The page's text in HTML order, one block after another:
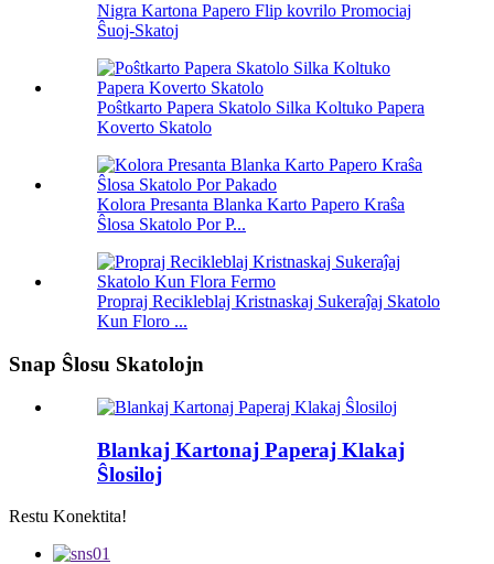
Nigra Kartona Papero Flip kovrilo Promociaj
Ŝuoj-Skatoj
Poŝtkarto Papera Skatolo Silka Koltuko Papera
Koverto Skatolo
Kolora Presanta Blanka Karto Papero Kraŝa
Ŝlosa Skatolo Por P...
Propraj Recikleblaj Kristnaskaj Sukeraĵaj Skatolo
Kun Floro ...
Snap Ŝlosu Skatolojn
Blankaj Kartonaj Paperaj Klakaj
Ŝlosiloj
Restu Konektita!